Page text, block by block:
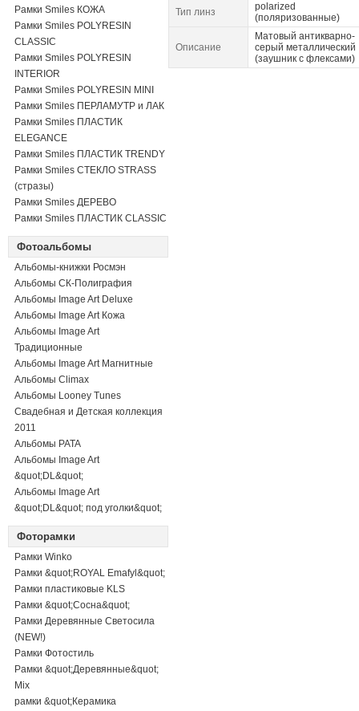
Рамки Smiles КОЖА
Рамки Smiles POLYRESIN
CLASSIC
Рамки Smiles POLYRESIN
INTERIOR
Рамки Smiles POLYRESIN MINI
Рамки Smiles ПЕРЛАМУТР и ЛАК
Рамки Smiles ПЛАСТИК
ELEGANCE
Рамки Smiles ПЛАСТИК TRENDY
Рамки Smiles СТЕКЛО STRASS
(стразы)
Рамки Smiles ДЕРЕВО
Рамки Smiles ПЛАСТИК CLASSIC
Фотоальбомы
Альбомы-книжки Росмэн
Альбомы СК-Полиграфия
Альбомы Image Art Deluxe
Альбомы Image Art Кожа
Альбомы Image Art
Традиционные
Альбомы Image Art Магнитные
Альбомы Climax
Альбомы Looney Tunes
Свадебная и Детская коллекция
2011
Альбомы PATA
Альбомы Image Art
&quot;DL&quot;
Альбомы Image Art
&quot;DL&quot; под уголки&quot;
Фоторамки
Рамки Winko
Рамки &quot;ROYAL Emafyl&quot;
Рамки пластиковые KLS
Рамки &quot;Сосна&quot;
Рамки Деревянные Светосила
(NEW!)
Рамки Фотостиль
Рамки &quot;Деревянные&quot;
Mix
рамки &quot;Керамика
Тип линз
polarized
(поляризованные)
Описание
Матовый антикварно-
серый металлический
(заушник с флексами)